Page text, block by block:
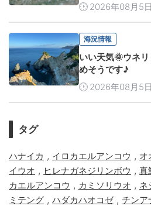
2026年08月5日
海況情報
いい天気🌞ウネ
めそうです♪
2026年08月5日
タグ
ハナイカ , イロカエルアンコウ , オ
イウオ , ヒレナガネジリンボウ , 真
カエルアンコウ , カミソリウオ , ネ
ミテング , ハダカハオコゼ, チンア